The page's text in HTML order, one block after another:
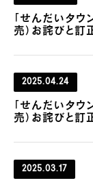
「せんだいタ
売）お詫びと訂
2025.04.24
「せんだいタ
売）お詫びと訂
2025.03.17